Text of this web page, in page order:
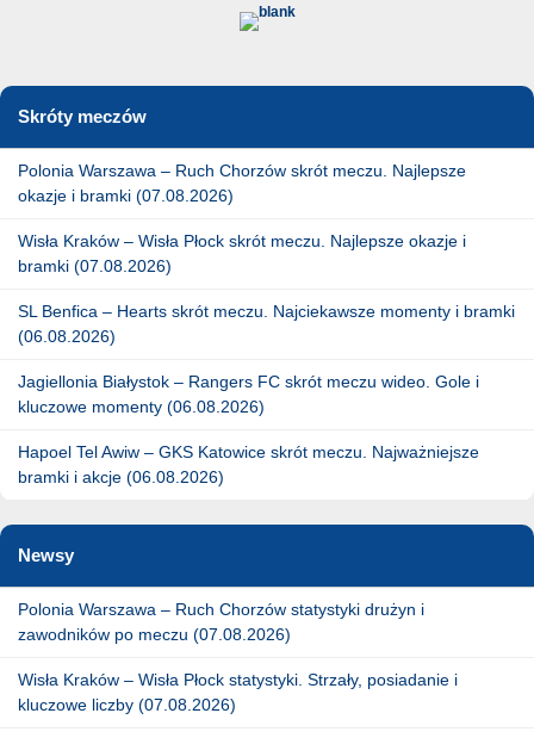
Skróty meczów
Polonia Warszawa – Ruch Chorzów skrót meczu. Najlepsze
okazje i bramki (07.08.2026)
Wisła Kraków – Wisła Płock skrót meczu. Najlepsze okazje i
bramki (07.08.2026)
SL Benfica – Hearts skrót meczu. Najciekawsze momenty i bramki
(06.08.2026)
Jagiellonia Białystok – Rangers FC skrót meczu wideo. Gole i
kluczowe momenty (06.08.2026)
Hapoel Tel Awiw – GKS Katowice skrót meczu. Najważniejsze
bramki i akcje (06.08.2026)
Newsy
Polonia Warszawa – Ruch Chorzów statystyki drużyn i
zawodników po meczu (07.08.2026)
Wisła Kraków – Wisła Płock statystyki. Strzały, posiadanie i
kluczowe liczby (07.08.2026)